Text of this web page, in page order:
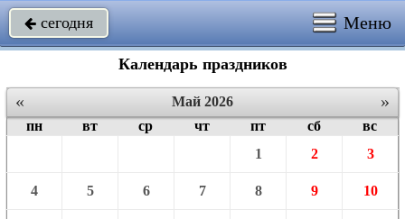
 сегодня Меню
Календарь праздников
« »
Май 2026
пн
вт ср чт пт сб
вс
1
2 3
4 5 6 7 8 9 10